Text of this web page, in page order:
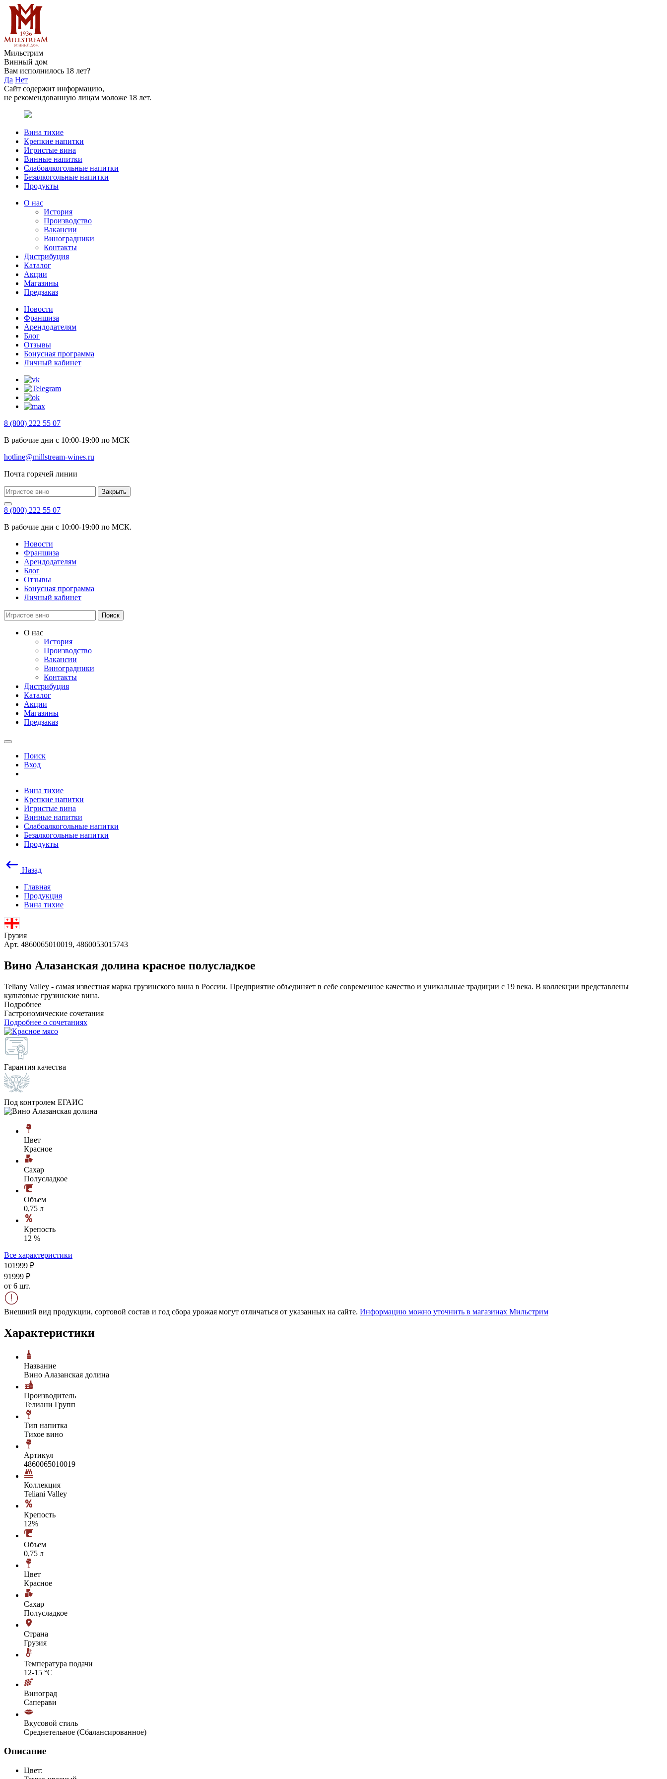
Мильстрим
Винный дом
Вам исполнилось 18 лет?
Да Нет
Сайт содержит информацию,
не рекомендованную лицам моложе 18 лет.
Вина тихие
Крепкие напитки
Игристые вина
Винные напитки
Слабоалкогольные напитки
Безалкогольные напитки
Продукты
О нас
История
Производство
Вакансии
Виноградники
Контакты
Дистрибуция
Каталог
Акции
Магазины
Предзаказ
Новости
Франшиза
Арендодателям
Блог
Отзывы
Бонусная программа
Личный кабинет
8 (800) 222 55 07
В рабочие дни с 10:00-19:00 по МСК
hotline@millstream-wines.ru
Почта горячей линии
Закрыть
8 (800) 222 55 07
В рабочие дни с 10:00-19:00 по МСК.
Новости
Франшиза
Арендодателям
Блог
Отзывы
Бонусная программа
Личный кабинет
Поиск
О нас
История
Производство
Вакансии
Виноградники
Контакты
Дистрибуция
Каталог
Акции
Магазины
Предзаказ
Поиск
Вход
Вина тихие
Крепкие напитки
Игристые вина
Винные напитки
Слабоалкогольные напитки
Безалкогольные напитки
Продукты
Назад
Главная
Продукция
Вина тихие
Грузия
Арт. 4860065010019, 4860053015743
Вино Алазанская долина красное полусладкое
Teliany Valley - самая известная марка грузинского вина в России. Предприятие объединяет в себе современное качество и уникальные традиции с 19 века. В коллекции представлены
культовые грузинские вина.
Подробнее
Гастрономические сочетания
Подробнее о сочетаниях
Гарантия качества
Под контролем ЕГАИС
Цвет
Красное
Сахар
Полусладкое
Объем
0,75 л
Крепость
12 %
Все характеристики
101999 ₽
91999 ₽
от 6 шт.
Внешний вид продукции, сортовой состав и год сбора урожая могут отличаться от указанных на сайте. Информацию можно уточнить в магазинах Мильстрим
Характеристики
Название
Вино Алазанская долина
Производитель
Телиани Групп
Тип напитка
Тихое вино
Артикул
4860065010019
Коллекция
Teliani Valley
Крепость
12%
Объем
0,75 л
Цвет
Красное
Сахар
Полусладкое
Страна
Грузия
Температура подачи
12-15 °С
Виноград
Саперави
Вкусовой стиль
Среднетельное (Сбалансированное)
Описание
Цвет: